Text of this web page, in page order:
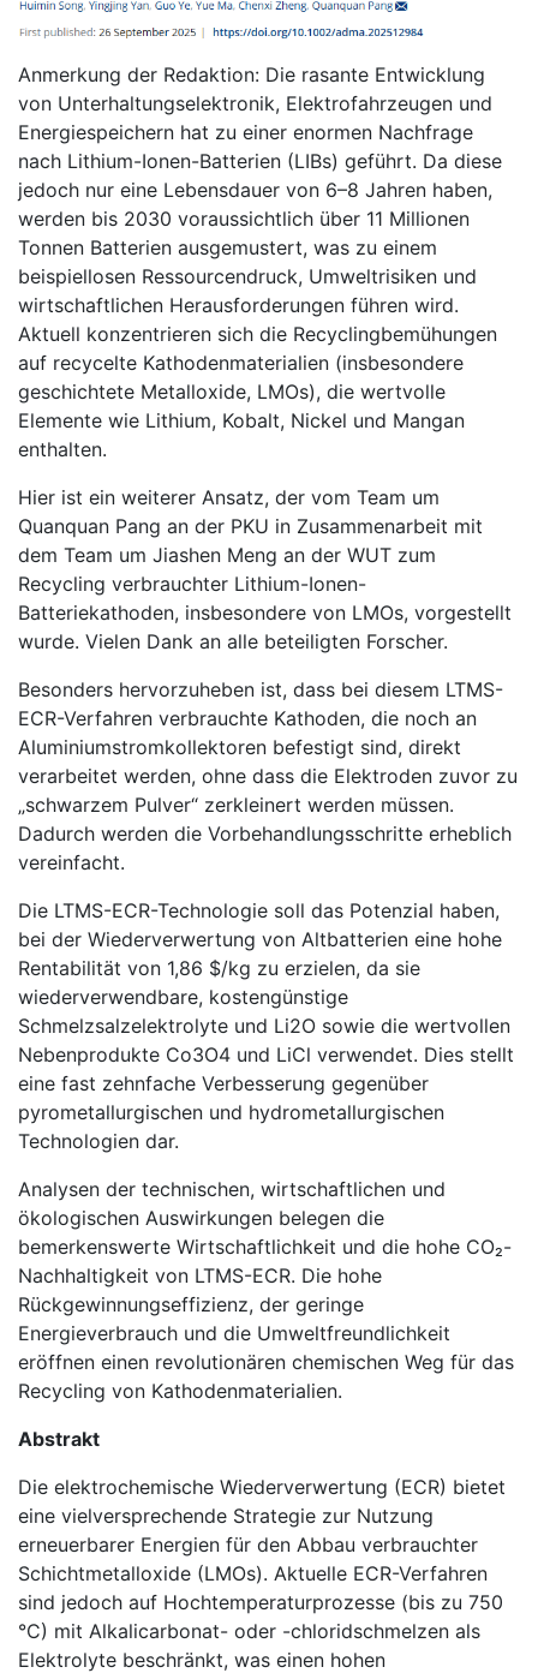
Anmerkung der Redaktion: Die rasante Entwicklung
von Unterhaltungselektronik, Elektrofahrzeugen und
Energiespeichern hat zu einer enormen Nachfrage
nach Lithium-Ionen-Batterien (LIBs) geführt. Da diese
jedoch nur eine Lebensdauer von 6–8 Jahren haben,
werden bis 2030 voraussichtlich über 11 Millionen
Tonnen Batterien ausgemustert, was zu einem
beispiellosen Ressourcendruck, Umweltrisiken und
wirtschaftlichen Herausforderungen führen wird.
Aktuell konzentrieren sich die Recyclingbemühungen
auf recycelte Kathodenmaterialien (insbesondere
geschichtete Metalloxide, LMOs), die wertvolle
Elemente wie Lithium, Kobalt, Nickel und Mangan
enthalten.
Hier ist ein weiterer Ansatz, der vom Team um
Quanquan Pang an der PKU in Zusammenarbeit mit
dem Team um Jiashen Meng an der WUT zum
Recycling verbrauchter Lithium-Ionen-
Batteriekathoden, insbesondere von LMOs, vorgestellt
wurde. Vielen Dank an alle beteiligten Forscher.
Besonders hervorzuheben ist, dass bei diesem LTMS-
ECR-Verfahren verbrauchte Kathoden, die noch an
Aluminiumstromkollektoren befestigt sind, direkt
verarbeitet werden, ohne dass die Elektroden zuvor zu
„schwarzem Pulver“ zerkleinert werden müssen.
Dadurch werden die Vorbehandlungsschritte erheblich
vereinfacht.
Die LTMS-ECR-Technologie soll das Potenzial haben,
bei der Wiederverwertung von Altbatterien eine hohe
Rentabilität von 1,86 $/kg zu erzielen, da sie
wiederverwendbare, kostengünstige
Schmelzsalzelektrolyte und Li2O sowie die wertvollen
Nebenprodukte Co3O4 und LiCl verwendet. Dies stellt
eine fast zehnfache Verbesserung gegenüber
pyrometallurgischen und hydrometallurgischen
Technologien dar.
Analysen der technischen, wirtschaftlichen und
ökologischen Auswirkungen belegen die
bemerkenswerte Wirtschaftlichkeit und die hohe CO₂-
Nachhaltigkeit von LTMS-ECR. Die hohe
Rückgewinnungseffizienz, der geringe
Energieverbrauch und die Umweltfreundlichkeit
eröffnen einen revolutionären chemischen Weg für das
Recycling von Kathodenmaterialien.
Abstrakt
Die elektrochemische Wiederverwertung (ECR) bietet
eine vielversprechende Strategie zur Nutzung
erneuerbarer Energien für den Abbau verbrauchter
Schichtmetalloxide (LMOs). Aktuelle ECR-Verfahren
sind jedoch auf Hochtemperaturprozesse (bis zu 750
°C) mit Alkalicarbonat- oder -chloridschmelzen als
Elektrolyte beschränkt, was einen hohen